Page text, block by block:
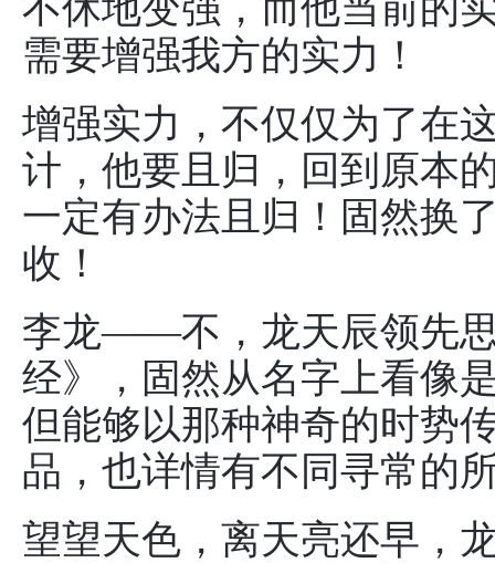
不休地变强，而他当前的
需要增强我方的实力！
增强实力，不仅仅为了在
计，他要且归，回到原本
一定有办法且归！固然换
收！
李龙——不，龙天辰领先
经》，固然从名字上看像
但能够以那种神奇的时势
品，也详情有不同寻常的
望望天色，离天亮还早，